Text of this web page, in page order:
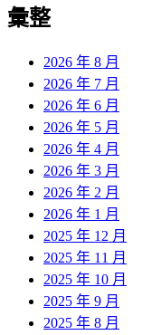
導
章:
彙整
2026 年 8 月
2026 年 7 月
2026 年 6 月
2026 年 5 月
2026 年 4 月
2026 年 3 月
2026 年 2 月
2026 年 1 月
2025 年 12 月
2025 年 11 月
2025 年 10 月
2025 年 9 月
2025 年 8 月